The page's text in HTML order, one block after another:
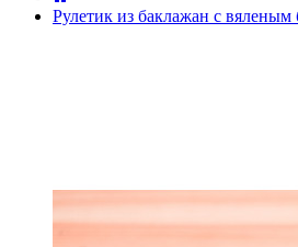
Рулетик из баклажан с